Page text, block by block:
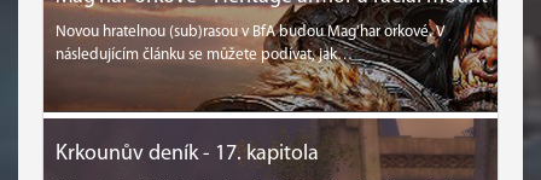
Novou hratelnou (sub)rasou v BfA budou Mag'har orkové. V
následujícím článku se můžete podívat, jak…
Krkounův deník - 17. kapitola